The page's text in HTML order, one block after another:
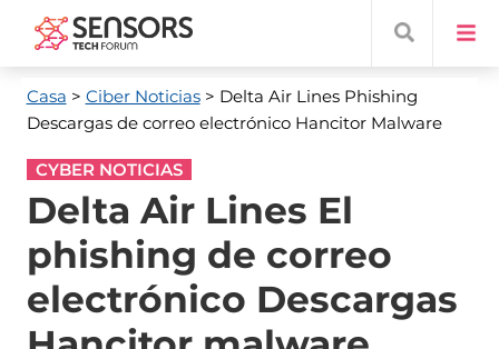
Casa > Ciber Noticias> Delta Air Lines Phishing
Descargas de correo electrónico Hancitor Malware
CYBER NOTICIAS
Delta Air Lines El
phishing de correo
electrónico Descargas